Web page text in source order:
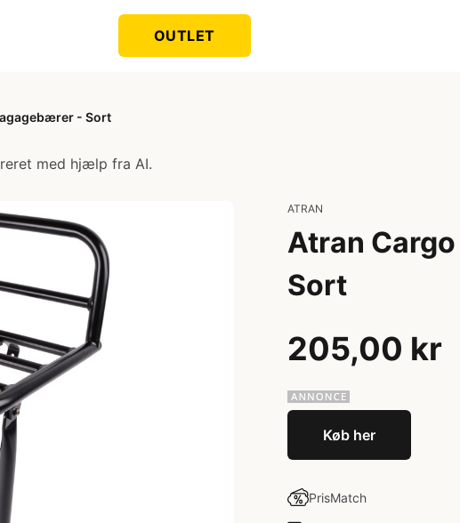
OUTLET
- Sort
med hjælp fra AI.
ATRAN
Atran
Sort
205,00 kr
Køb her
PrisMatch